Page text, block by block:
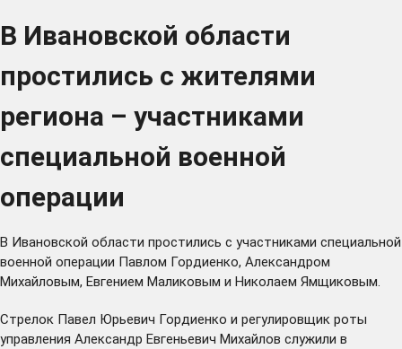
В Ивановской области
простились с жителями
региона – участниками
специальной военной
операции
В Ивановской области простились с участниками специальной
военной операции Павлом Гордиенко, Александром
Михайловым, Евгением Маликовым и Николаем Ямщиковым.
Стрелок Павел Юрьевич Гордиенко и регулировщик роты
управления Александр Евгеньевич Михайлов служили в